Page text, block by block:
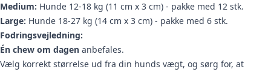
Medium: Hunde 12-18 kg (11 cm x 3 cm) - pakke med 12 stk.
Large: Hunde 18-27 kg (14 cm x 3 cm) - pakke med 6 stk.
Fodringsvejledning:
Én chew om dagen anbefales.
Vælg korrekt størrelse ud fra din hunds vægt, og sørg for, at